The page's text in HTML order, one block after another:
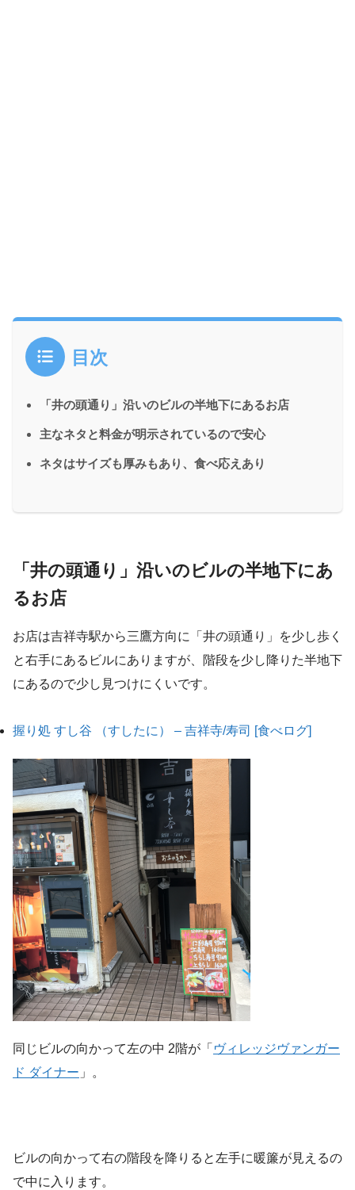
目次
「井の頭通り」沿いのビルの半地下にあるお店
主なネタと料金が明示されているので安心
ネタはサイズも厚みもあり、食べ応えあり
「井の頭通り」沿いのビルの半地下にあ
るお店
お店は吉祥寺駅から三鷹方向に「井の頭通り」を少し歩く
と右手にあるビルにありますが、階段を少し降りた半地下
にあるので少し見つけにくいです。
握り処 すし谷 （すしたに） – 吉祥寺/寿司 [食べログ]
同じビルの向かって左の中 2階が「 ヴィレッジヴァンガー
ド ダイナー 」。
ビルの向かって右の階段を降りると左手に暖簾が見えるの
で中に入ります。